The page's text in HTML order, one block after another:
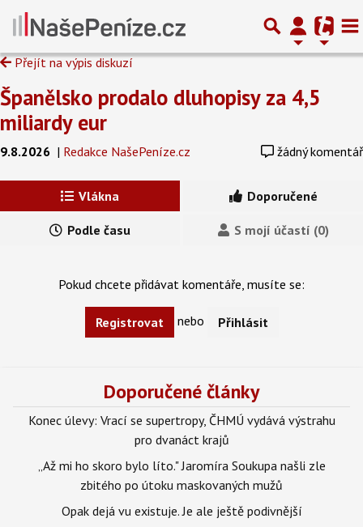
Přejít na výpis diskuzí
Španělsko prodalo dluhopisy za 4,5
miliardy eur
9.8.2026 | Redakce NašePeníze.cz žádný komentář
Vlákna Doporučené
Podle času S mojí účastí (0)
Pokud chcete přidávat komentáře, musíte se:
Registrovat nebo Přihlásit
Doporučené články
Konec úlevy: Vrací se supertropy, ČHMÚ vydává výstrahu
pro dvanáct krajů
„Až mi ho skoro bylo líto." Jaromíra Soukupa našli zle
zbitého po útoku maskovaných mužů
Opak dejá vu existuje. Je ale ještě podivnější